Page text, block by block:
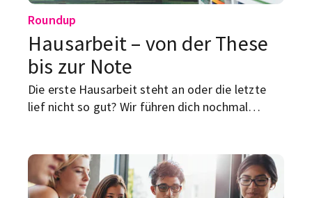
Roundup
Hausarbeit – von der These
bis zur Note
Die erste Hausarbeit steht an oder die letzte
lief nicht so gut? Wir führen dich nochmal